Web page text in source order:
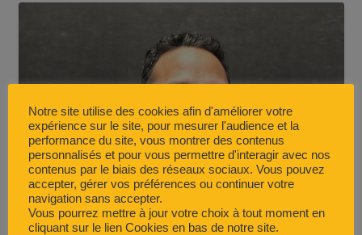
Notre site utilise des cookies afin d'améliorer votre
expérience sur le site, pour mesurer l'audience et la
performance du site, vous montrer des contenus
personnalisés et pour vous permettre d'interagir avec nos
contenus par le biais des réseaux sociaux. Vous pouvez
accepter, gérer vos préférences ou continuer votre
navigation sans accepter.
Vous pourrez mettre à jour votre choix à tout moment en
cliquant sur le lien Cookies en bas de notre site.